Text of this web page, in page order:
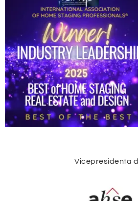
Vicepresidenta